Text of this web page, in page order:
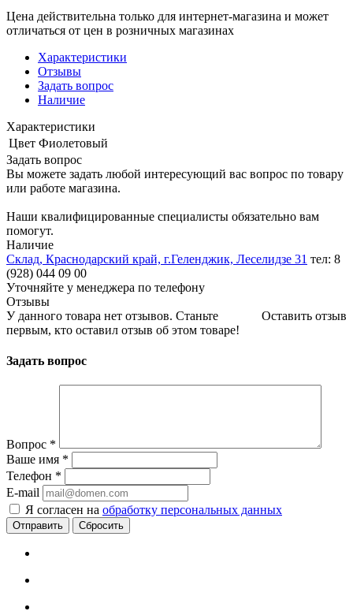
Цена действительна только для интернет-магазина и может
отличаться от цен в розничных магазинах
Характеристики
Отзывы
Задать вопрос
Наличие
Характеристики
Цвет Фиолетовый
Задать вопрос
Вы можете задать любой интересующий вас вопрос по товару
или работе магазина.
Наши квалифицированные специалисты обязательно вам
помогут.
Наличие
Склад, Краснодарский край, г.Геленджик, Леселидзе 31 тел: 8
(928) 044 09 00
Уточняйте у менеджера по телефону
Отзывы
Оставить отзыв
У данного товара нет отзывов. Станьте
первым, кто оставил отзыв об этом товаре!
Задать вопрос
Вопрос *
Ваше имя *
Телефон *
E-mail
Я согласен на обработку персональных данных
Сбросить